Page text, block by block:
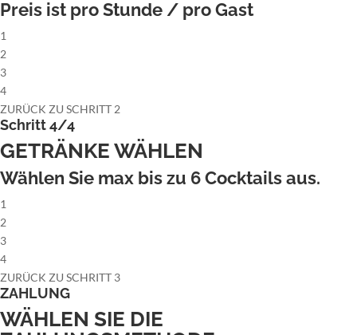
Preis ist pro Stunde / pro Gast
1
2
3
4
ZURÜCK ZU SCHRITT 2
Schritt 4/4
GETRÄNKE WÄHLEN
Wählen Sie max bis zu 6Cocktails aus.
1
2
3
4
ZURÜCK ZU SCHRITT 3
ZAHLUNG
WÄHLEN SIE DIE